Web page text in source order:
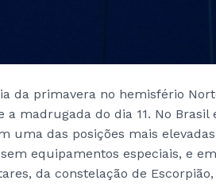
da primavera no hemisfério
a madrugada do dia 11. No Brasil
uma das posições mais
equipamentos especiais, e
da constelação de